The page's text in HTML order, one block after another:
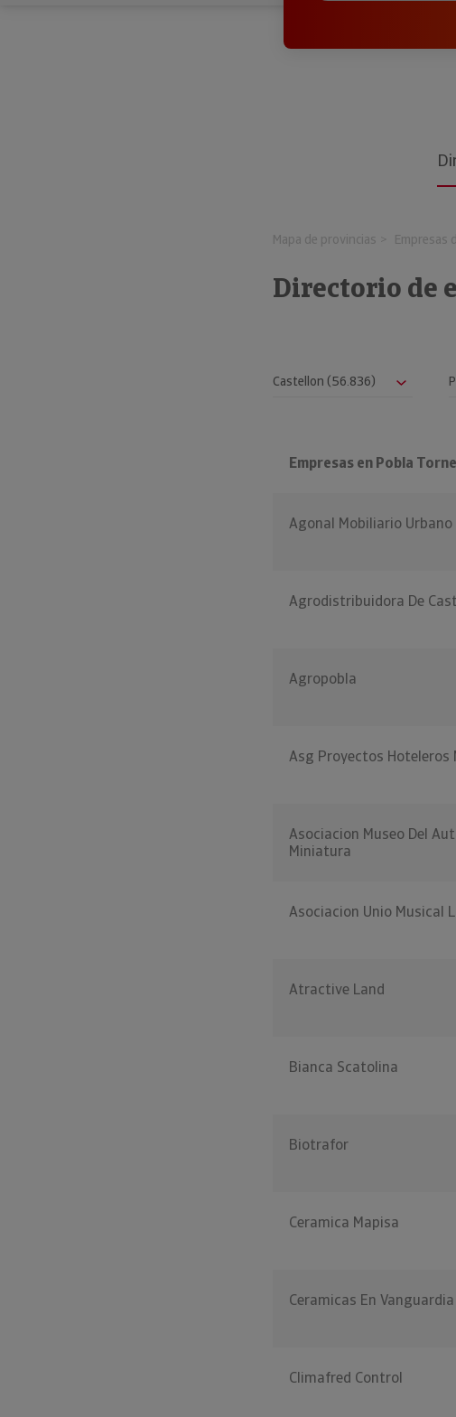
Mapa de provincias Empresas
Directorio de
Empresas en Pobla
Agonal Mobiliario Urbano
Agrodistribuidora De
Agropobla
Asg Proyectos Hoteleros
Asociacion Museo Del
Miniatura
Asociacion Unio Musical
Atractive Land
Bianca Scatolina
Biotrafor
Ceramica Mapisa
Ceramicas En Vanguardia
Climafred Control